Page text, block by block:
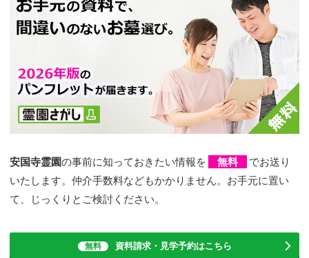
安国寺霊園の事前に知っておきたい情報を 無料
でお送り
いたします。仲介手数料などもかかりません。お手元に置い
て、じっくりとご検討ください。
無料 資料請求・見学予約はこちら